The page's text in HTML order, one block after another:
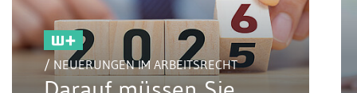
/ NEUERUNGEN IM ARBEITSRECHT